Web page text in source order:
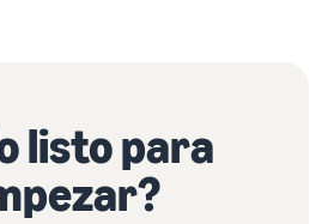
listo para